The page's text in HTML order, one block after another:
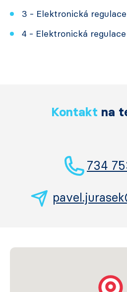
3 - Elektronická
4 - Elektronická regulace
Kontakt na
734